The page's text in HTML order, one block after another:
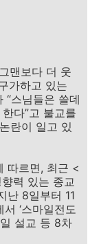
맨보다 더 웃
가하고 있는
“스님들은 쓸데
다”고 불교를
란이 일고 있
따르면, 최근 <
력 있는 종교
난 8일부터 11
‘스마일전도
설교 등 8차